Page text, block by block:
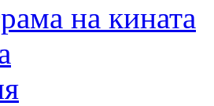
на кината